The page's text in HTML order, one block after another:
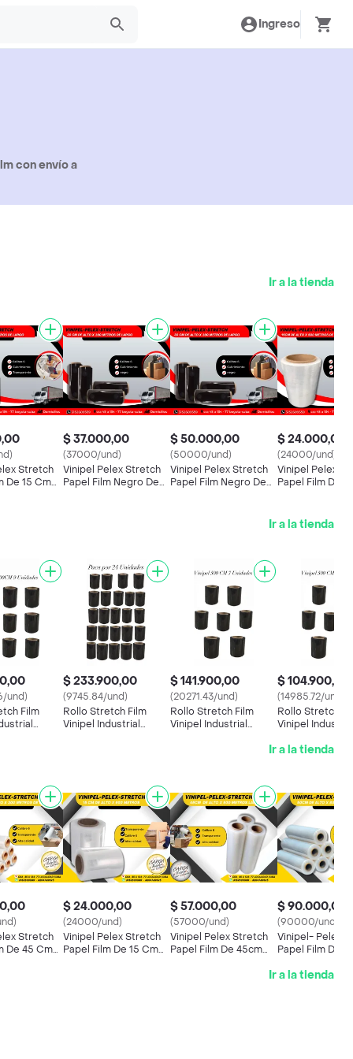
Ingreso
con envío a
Ir a la tienda
Stretch
De 15 Cm
$ 37.000,00
(37000/und)
Vinipel Pelex Stretch
Papel Film Negro De
$ 50.000,00
(50000/und)
Vinipel Pelex Stretch
Papel Film Negro De
$ 24.000,00
(24000/und)
Vinipel Pelex
Papel Film De
Empaque Y
Ir a la tienda
und)
Film
$ 233.900,00
(9745.84/und)
Rollo Stretch Film
Vinipel Industrial
$ 141.900,00
(20271.43/und)
Rollo Stretch Film
Vinipel Industrial
$ 104.900,00
(14985.72/und)
Rollo Stretch
Vinipel
500mts X7
Ir a la tienda
Stretch
De 45 Cm
$ 24.000,00
(24000/und)
Vinipel Pelex Stretch
Papel Film De 15 Cm
$ 57.000,00
(57000/und)
Vinipel Pelex Stretch
Papel Film De 45cm
$ 90.000,00
(90000/und)
Vinipel- Pelex
Papel Film De
De Largo Para
Ir a la tienda